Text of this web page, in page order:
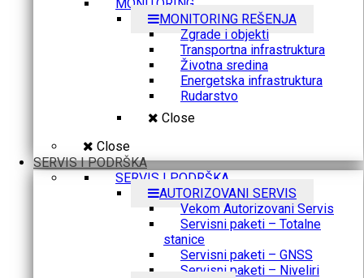
MONITORING
MONITORING REŠENJA
Zgrade i objekti
Transportna infrastruktura
Životna sredina
Energetska infrastruktura
Rudarstvo
Close
Close
SERVIS I PODRŠKA
SERVIS I PODRŠKA
AUTORIZOVANI SERVIS
Vekom Autorizovani Servis
Servisni paketi – Totalne
stanice
Servisni paketi – GNSS
Servisni paketi – Niveliri